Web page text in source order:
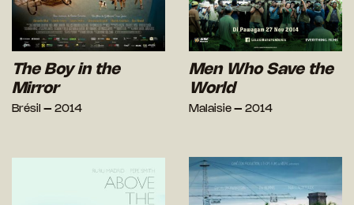
The Boy in the
Mirror
Brésil – 2014
Men Who Save the
World
Malaisie – 2014